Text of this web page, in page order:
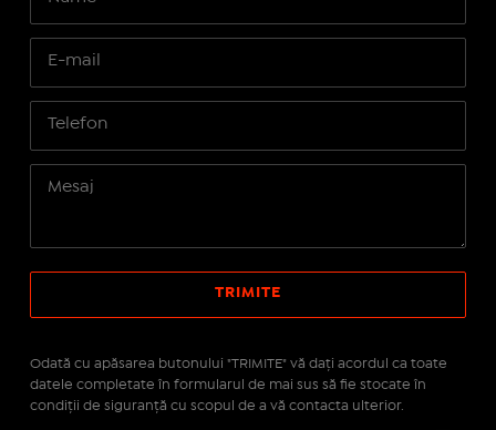
Odată cu apăsarea butonului "TRIMITE" vă daţi acordul ca toate
datele completate în formularul de mai sus să fie stocate în
condiţii de siguranţă cu scopul de a vă contacta ulterior.